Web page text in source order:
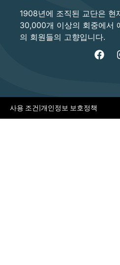
1908년에 조직된 교단은 현
30,000개 이상의 회중에서
의 회원들의 고향입니다.
사용 조건|개인정보 보호정책